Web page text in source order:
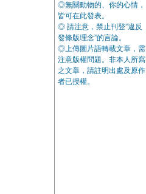
◎無關動物的、你的心情，
皆可在此發表。
◎ 請注意，禁止刊登”違反
發條版理念”的言論。
◎上傳圖片語轉載文章，需
注意版權問題。非本人所寫
之文章，請註明出處及原作
者已授權。